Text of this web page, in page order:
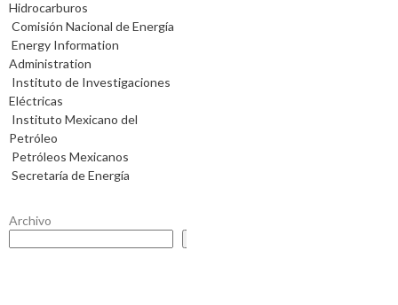
Hidrocarburos
Comisión Nacional de Energía
Energy Information
Administration
Instituto de Investigaciones
Eléctricas
Instituto Mexicano del
Petróleo
Petróleos Mexicanos
Secretaría de Energía
Archivo